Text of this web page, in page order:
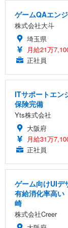
ゲームQAエン
株式会社大斗
埼玉県
月給21万
正社員
ITサポートエン
保険完備
Yts株式会社
大阪府
月給31万
正社員
ゲーム向けUIデ
有給消化率高い
崎
株式会社Creer